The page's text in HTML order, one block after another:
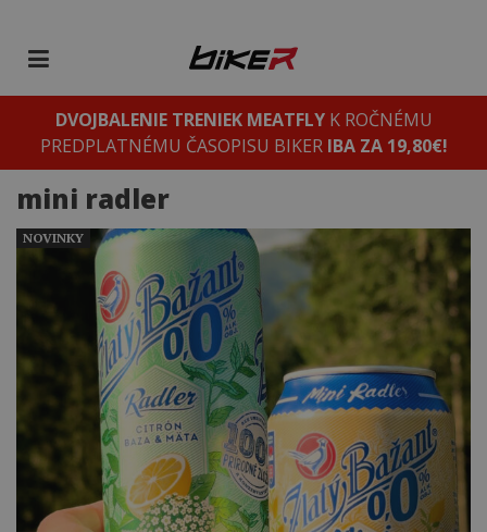
DVOJBALENIE TRENIEK MEATFLYK ROČNÉMU
PREDPLATNÉMU ČASOPISU BIKER IBA ZA 19,80€!
mini radler
NOVINKY